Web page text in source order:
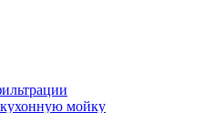
мойку